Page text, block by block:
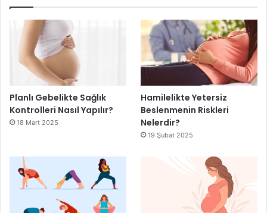
Planlı Gebelikte Sağlık
Kontrolleri Nasıl Yapılır?
18 Mart 2025
Hamilelikte Yetersiz
Beslenmenin Riskleri
Nelerdir?
19 Şubat 2025